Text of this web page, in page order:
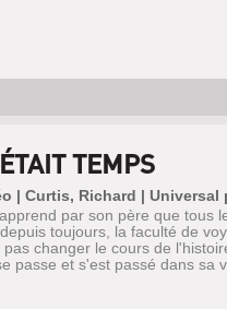
TEMPS
| Curtis, Richard | Universal
par son père que tous
toujours, la faculté de
pas changer le cours de
passe et s'est passé dans sa